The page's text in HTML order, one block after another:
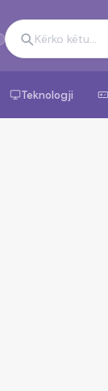
Teknologji